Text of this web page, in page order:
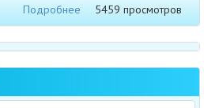
Подробнее
5459 просмотров